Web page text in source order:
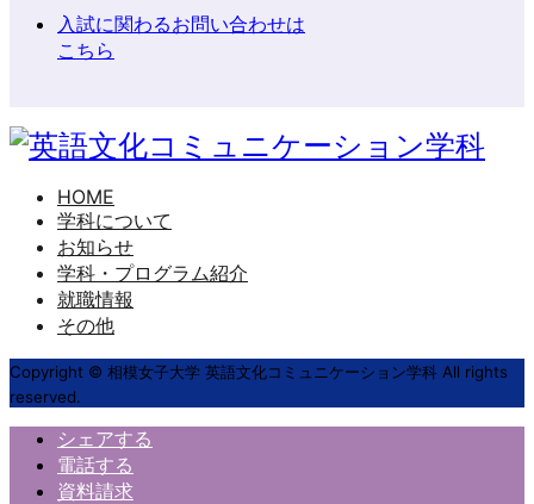
入試に関わるお問い合わせは
こちら
HOME
学科について
お知らせ
学科・プログラム紹介
就職情報
その他
Copyright © 相模女子大学 英語文化コミュニケーション学科 All rights
reserved.
シェアする
電話する
資料請求